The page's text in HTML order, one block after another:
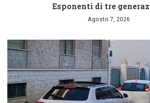
Esponenti di tre
Agosto 7, 2026